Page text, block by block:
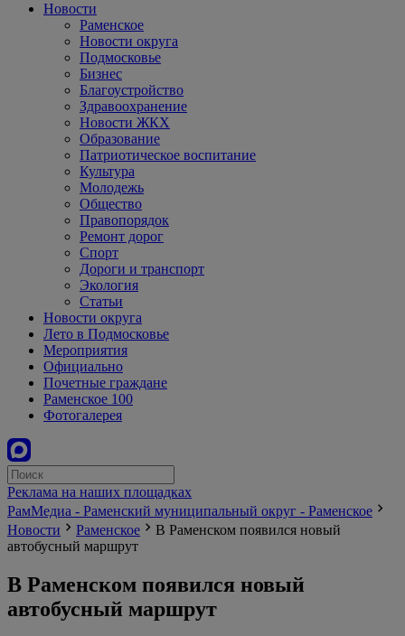
Новости
Раменское
Новости округа
Подмосковье
Бизнес
Благоустройство
Здравоохранение
Новости ЖКХ
Образование
Патриотическое воспитание
Культура
Молодежь
Общество
Правопорядок
Ремонт дорог
Спорт
Дороги и транспорт
Экология
Статьи
Новости округа
Лето в Подмосковье
Мероприятия
Официально
Почетные граждане
Раменское 100
Фотогалерея
Реклама на наших площадках
РамМедиа - Раменский муниципальный округ - Раменское
Новости
Раменское
В Раменском появился новый
автобусный маршрут
В Раменском появился новый
автобусный маршрут